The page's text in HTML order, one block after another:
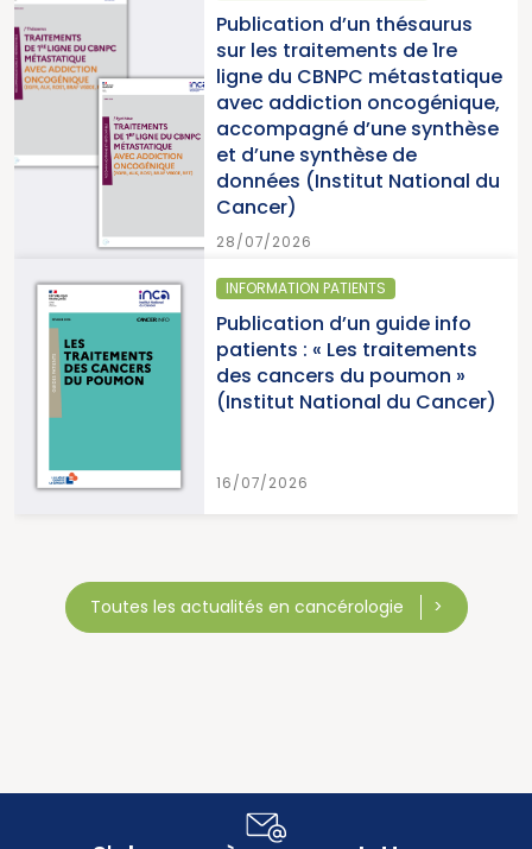
d’un thésaurus
de 1re
métastatique
oncogénique,
d’une synthèse
synthèse de
(Institut National du
PATIENTS
d’un guide info
« Les traitements
du poumon »
du Cancer)
Parution
2025 «
pour la
cancers
du
15/07/2026
Parution
cancers
2026
Cancer)
Toutes les actualités en cancérologie